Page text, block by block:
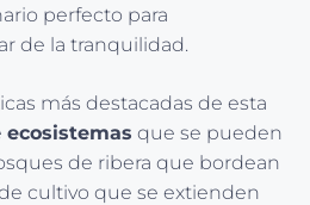
perfecto para
de la tranquilidad.
más destacadas de esta
ecosistemas que se pueden
de ribera que bordean
cultivo que se extienden